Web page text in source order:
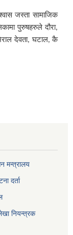
जस्ता सामाजिक
पुरुषहरुले दौरा,
देवता,घटाल,कै
मन्त्रालय
दर्ता
नियन्त्रक